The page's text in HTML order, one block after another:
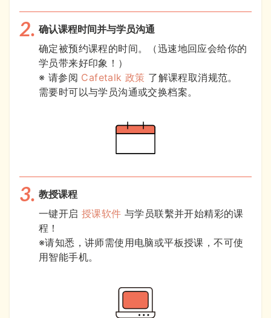
确认课程时间并与学员沟通
确定被预约课程的时间。（迅速地回应会给你的
学员带来好印象！）
※ 请参阅 Cafetalk 政策 了解课程取消规范。
需要时可以与学员沟通或交换档案。
教授课程
一键开启 授课软件 与学员联繫并开始精彩的课
程！
※请知悉，讲师需使用电脑或平板授课，不可使
用智能手机。